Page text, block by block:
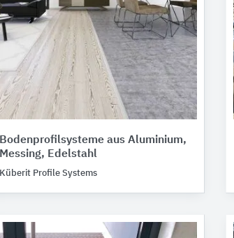
Bodenprofilsysteme aus Aluminium,
Messing, Edelstahl
Küberit Profile Systems